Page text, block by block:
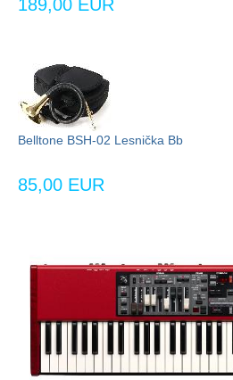
189,00 EUR
Belltone BSH-02 Lesnička Bb
85,00 EUR